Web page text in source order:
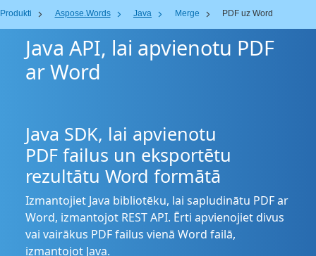
Produkti Aspose.Words Java Merge PDF uz Word
Java API, lai apvienotu PDF
ar Word
Java SDK, lai apvienotu
PDF failus un eksportētu
rezultātu Word formātā
Izmantojiet Java bibliotēku, lai sapludinātu PDF ar
Word, izmantojot REST API. Ērti apvienojiet divus
vai vairākus PDF failus vienā Word failā,
izmantojot Java.